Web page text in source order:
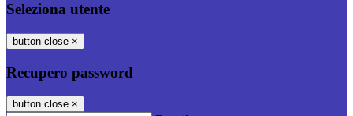
Seleziona utente
button close ×
Recupero password
button close ×